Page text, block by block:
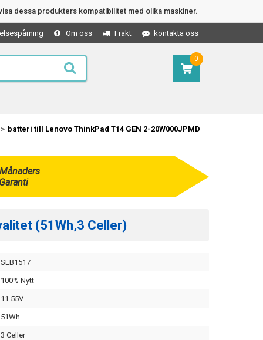
dessa produkters kompatibilitet med olika maskiner.
kontakta oss
Frakt
Om oss
0
batteri till Lenovo ThinkPad T14 GEN 2-20W000JPMD
(51Wh,3 Celler)
SEB1517
100% Nytt
11.55V
51Wh
3 Celler